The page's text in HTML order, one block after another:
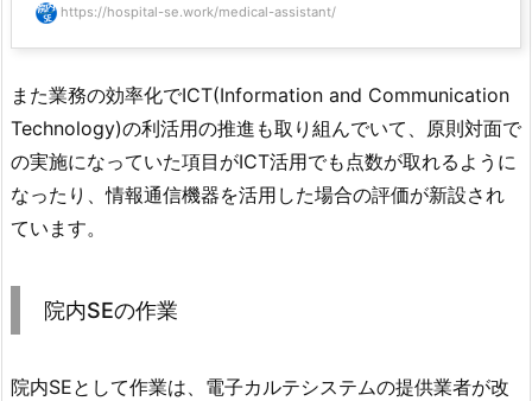
https://hospital-se.work/medical-assistant/
また業務の効率化でICT(Information and Communication
Technology)の利活用の推進も取り組んでいて、原則対面で
の実施になっていた項目がICT活用でも点数が取れるように
なったり、情報通信機器を活用した場合の評価が新設され
ています。
院内SEの作業
院内SEとして作業は、電子カルテシステムの提供業者が改